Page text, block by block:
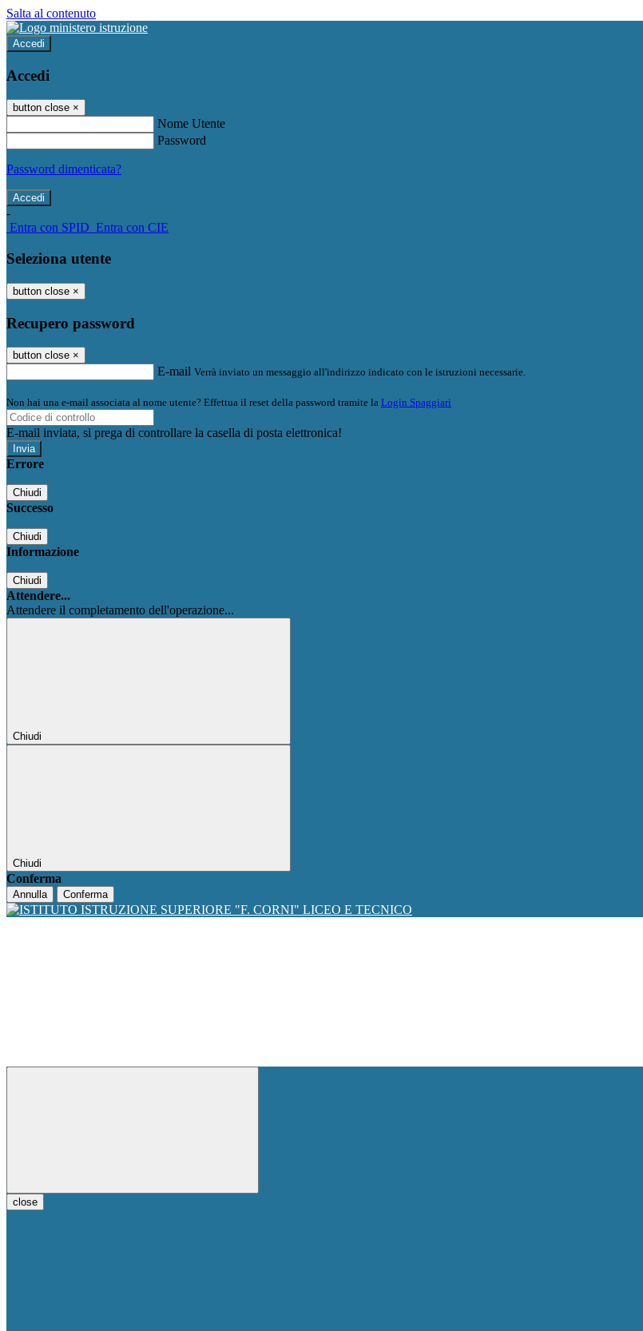
Salta al contenuto
Accedi
Accedi
button close ×
Nome Utente
Password
Password dimenticata?
-
Entra con SPID Entra con CIE
Seleziona utente
button close ×
Recupero password
button close ×
E-mail Verrà inviato un messaggio all'indirizzo indicato con le istruzioni necessarie.
Non hai una e-mail associata al nome utente? Effettua il reset della password tramite la Login Spaggiari
E-mail inviata, si prega di controllare la casella di posta elettronica!
Errore
Chiudi
Successo
Chiudi
Informazione
Chiudi
Attendere...
Attendere il completamento dell'operazione...
Chiudi
Chiudi
Conferma
Annulla Conferma
close